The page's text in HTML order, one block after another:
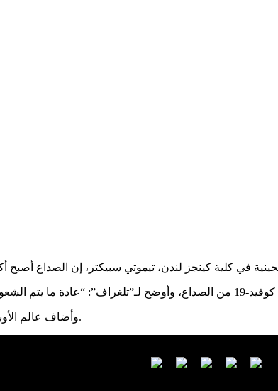
وأضاف عالم الأوبئة أنه في 15% من الحالات، يكون هذا هو العرض الوحيد للعدوى.